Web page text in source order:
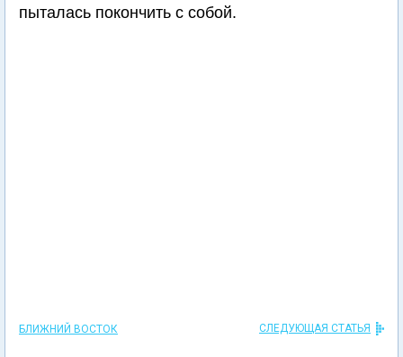
пыталась покончить с собой.
БЛИЖНИЙ ВОСТОК СЛЕДУЮЩАЯ СТАТЬЯ